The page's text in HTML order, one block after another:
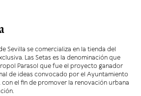
Sevilla se comercializa en la tienda del
Las Setas es la denominación que
Parasol que fue el proyecto ganador
de ideas convocado por el Ayuntamiento
con el fin de promover la renovación urbana